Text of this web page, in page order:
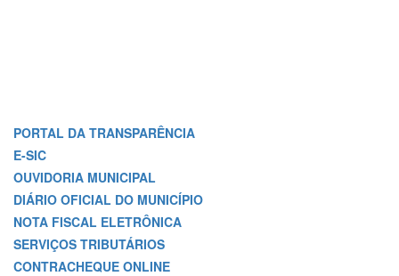
PORTAL DA TRANSPARÊNCIA
E-SIC
OUVIDORIA MUNICIPAL
DIÁRIO OFICIAL DO MUNICÍPIO
NOTA FISCAL ELETRÔNICA
SERVIÇOS TRIBUTÁRIOS
CONTRACHEQUE ONLINE